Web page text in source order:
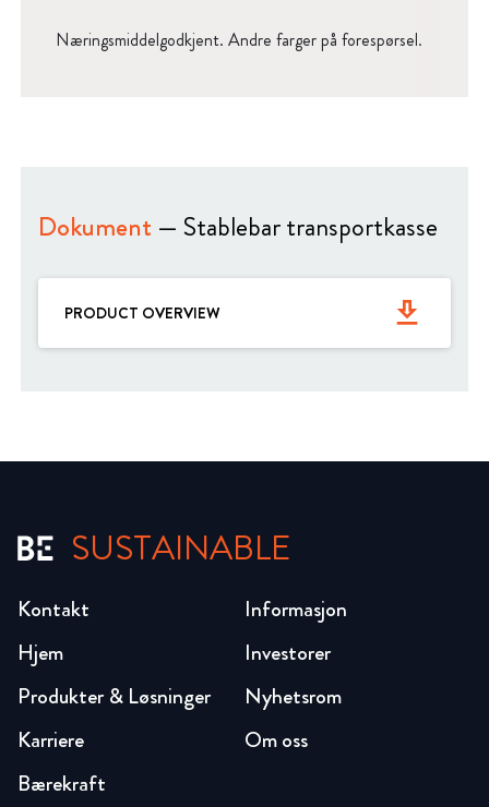
Næringsmiddelgodkjent. Andre farger på forespørsel.
Dokument— Stablebar transportkasse
PRODUCT OVERVIEW get_app
SUSTAINABLE
Hjem
Produkter & Løsninger
Karriere
Bærekraft
Investorer
Nyhetsrom
Om oss
Kontakt Informasjon